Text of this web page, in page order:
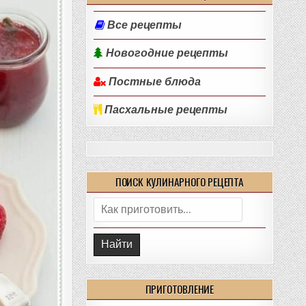
Все рецепты
Новогодние рецепты
Постные блюда
Пасхальные рецепты
ПОИСК КУЛИНАРНОГО РЕЦЕПТА
Поиск:
ПРИГОТОВЛЕНИЕ